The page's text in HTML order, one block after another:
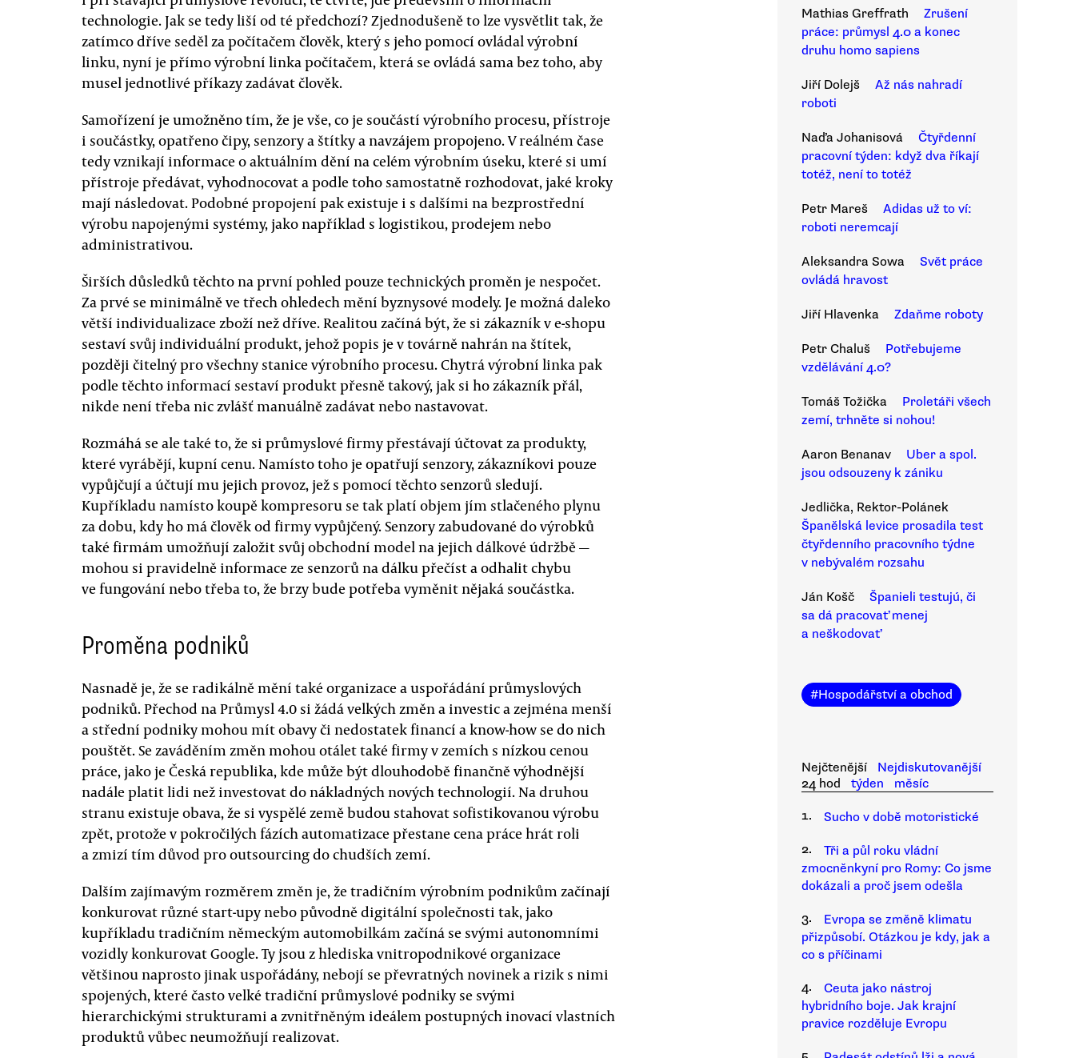
technologie. Jak se tedy liší od té předchozí? Zjednodušeně to lze vysvětlit tak, že
zatímco dříve seděl za počítačem člověk, který s jeho pomocí ovládal výrobní
linku, nyní je přímo výrobní linka počítačem, která se ovládá sama bez toho, aby
musel jednotlivé příkazy zadávat člověk.
Samořízení je umožněno tím, že je vše, co je součástí výrobního procesu, přístroje
i součástky, opatřeno čipy, senzory a štítky a navzájem propojeno. V reálném čase
tedy vznikají informace o aktuálním dění na celém výrobním úseku, které si umí
přístroje předávat, vyhodnocovat a podle toho samostatně rozhodovat, jaké kroky
mají následovat. Podobné propojení pak existuje i s dalšími na bezprostřední
výrobu napojenými systémy, jako například s logistikou, prodejem nebo
administrativou.
Širších důsledků těchto na první pohled pouze technických proměn je nespočet.
Za prvé se minimálně ve třech ohledech mění byznysové modely. Je možná daleko
větší individualizace zboží než dříve. Realitou začíná být, že si zákazník v e-shopu
sestaví svůj individuální produkt, jehož popis je v továrně nahrán na štítek,
později čitelný pro všechny stanice výrobního procesu. Chytrá výrobní linka pak
podle těchto informací sestaví produkt přesně takový, jak si ho zákazník přál,
nikde není třeba nic zvlášť manuálně zadávat nebo nastavovat.
Rozmáhá se ale také to, že si průmyslové firmy přestávají účtovat za produkty,
které vyrábějí, kupní cenu. Namísto toho je opatřují senzory, zákazníkovi pouze
vypůjčují a účtují mu jejich provoz, jež s pomocí těchto senzorů sledují.
Kupříkladu namísto koupě kompresoru se tak platí objem jím stlačeného plynu
za dobu, kdy ho má člověk od firmy vypůjčený. Senzory zabudované do výrobků
také firmám umožňují založit svůj obchodní model na jejich dálkové údržbě —
mohou si pravidelně informace ze senzorů na dálku přečíst a odhalit chybu
ve fungování nebo třeba to, že brzy bude potřeba vyměnit nějaká součástka.
Proměna podniků
Nasnadě je, že se radikálně mění také organizace a uspořádání průmyslových
podniků. Přechod na Průmysl 4.0 si žádá velkých změn a investic a zejména menší
a střední podniky mohou mít obavy či nedostatek financí a know-how se do nich
pouštět. Se zaváděním změn mohou otálet také firmy v zemích s nízkou cenou
práce, jako je Česká republika, kde může být dlouhodobě finančně výhodnější
nadále platit lidi než investovat do nákladných nových technologií. Na druhou
stranu existuje obava, že si vyspělé země budou stahovat sofistikovanou výrobu
zpět, protože v pokročilých fázích automatizace přestane cena práce hrát roli
a zmizí tím důvod pro outsourcing do chudších zemí.
Dalším zajímavým rozměrem změn je, že tradičním výrobním podnikům začínají
konkurovat různé start-upy nebo původně digitální společnosti tak, jako
kupříkladu tradičním německým automobilkám začíná se svými autonomními
vozidly konkurovat Google. Ty jsou z hlediska vnitropodnikové organizace
většinou naprosto jinak uspořádány, nebojí se převratných novinek a rizik s nimi
spojených, které často velké tradiční průmyslové podniky se svými
hierarchickými strukturami a zvnitřněným ideálem postupných inovací vlastních
produktů vůbec neumožňují realizovat.
Mathias Greffrath
Zrušení
práce: průmysl 4.0 a konec
druhu homo sapiens
Jiří Dolejš
Až nás nahradí
roboti
Naďa Johanisová
Čtyřdenní
pracovní týden: když dva říkají
totéž, není to totéž
Petr Mareš
Adidas už to ví:
roboti neremcají
Aleksandra Sowa
Svět práce
ovládá hravost
Jiří Hlavenka Zdaňme roboty
Petr Chaluš
Potřebujeme
vzdělávání 4.0?
Tomáš Tožička
Proletáři všech
zemí, trhněte si nohou!
Aaron Benanav
Uber a spol.
jsou odsouzeny k zániku
Jedlička, Rektor-Polánek
Španělská levice prosadila test
čtyřdenního pracovního týdne
v nebývalém rozsahu
Ján Košč
Španieli testujú, či
sa dá pracovať menej
a neškodovať
#Hospodářství a obchod
Nejčtenější
Nejdiskutovanější
24 hod
týden
měsíc
1.
Sucho v době motoristické
2.
Tři a půl roku vládní
zmocněnkyní pro Romy: Co jsme
dokázali a proč jsem odešla
3.
Evropa se změně klimatu
přizpůsobí. Otázkou je kdy, jak a
co s příčinami
4.
Ceuta jako nástroj
hybridního boje. Jak krajní
pravice rozděluje Evropu